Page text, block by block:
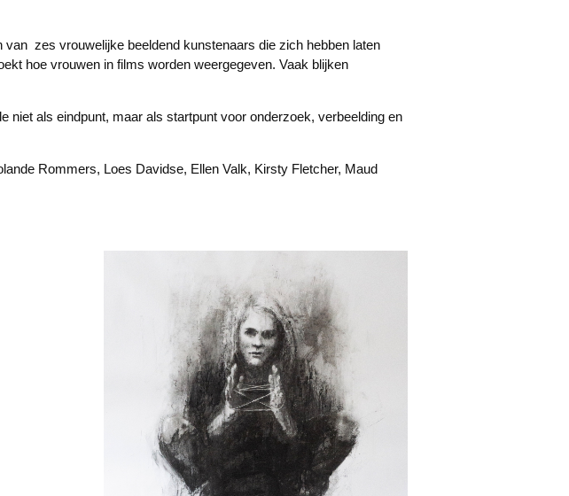
zes vrouwelijke beeldend kunstenaars die zich hebben laten
hoe vrouwen in films worden weergegeven. Vaak blijken
niet als eindpunt, maar als startpunt voor onderzoek, verbeelding en
Rommers, Loes Davidse, Ellen Valk, Kirsty Fletcher, Maud